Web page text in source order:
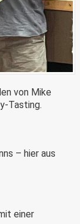
von Mike
Tasting.
– hier aus
einer